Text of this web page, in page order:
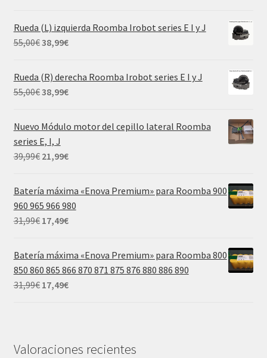
original
era:
actual
es:
Rueda (L) izquierda Roomba Irobot series E I y J
55,00€El
original
era:
38,99€El
actual
es:
Rueda (R) derecha Roomba Irobot series E I y J
55,00€El
original
era:
55,00€.
38,99€El
actual
38,99€.
Nuevo Módulo motor del cepillo lateral Roomba
series E, I, J
39,99€ El
original
era:
39,99€.
21,99€El
actual
es:
21,99€.
Batería máxima «Enova Premium» para Roomba 900
960 965 966 980
31,99€ El
original
era:
31,99€.
17,49€El
actual
es:
17,49€.
Batería máxima «Enova Premium» para Roomba 800
850 860 865 866 870 871 875 876 880 886 890
31,99€ El
31,99€.
17,49€El
Valoraciones recientes